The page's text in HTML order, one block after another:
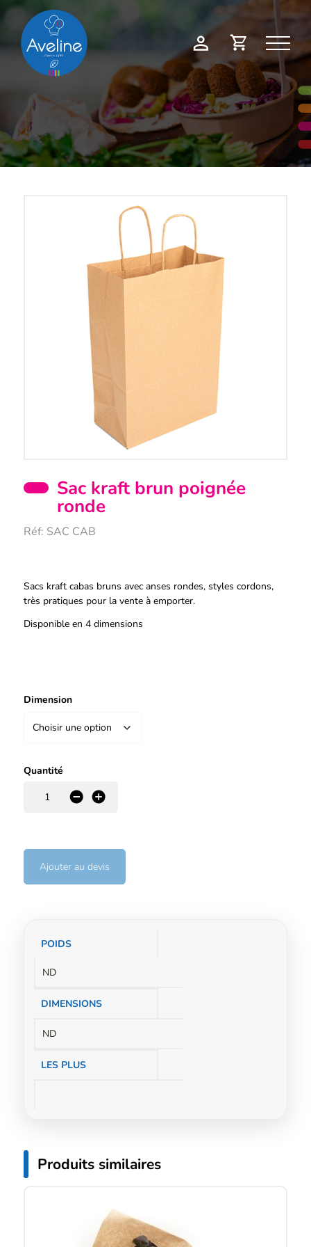
Mon Demande
devis
Sac kraft brun poignée
ronde
Réf: SAC CAB
Sacs kraft cabas bruns avec anses rondes, styles cordons,
très pratiques pour la vente à emporter.
Disponible en 4 dimensions
Dimension
Quantité
+
-
Ajouter au devis
Informations
POIDS
ND
DIMENSIONS
ND
LES PLUS
Produits similaires
Panneau de gestion des cookies